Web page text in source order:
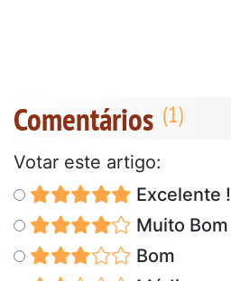
Comentários
Votar este artigo:
Excelente !
Muito Bom
Bom